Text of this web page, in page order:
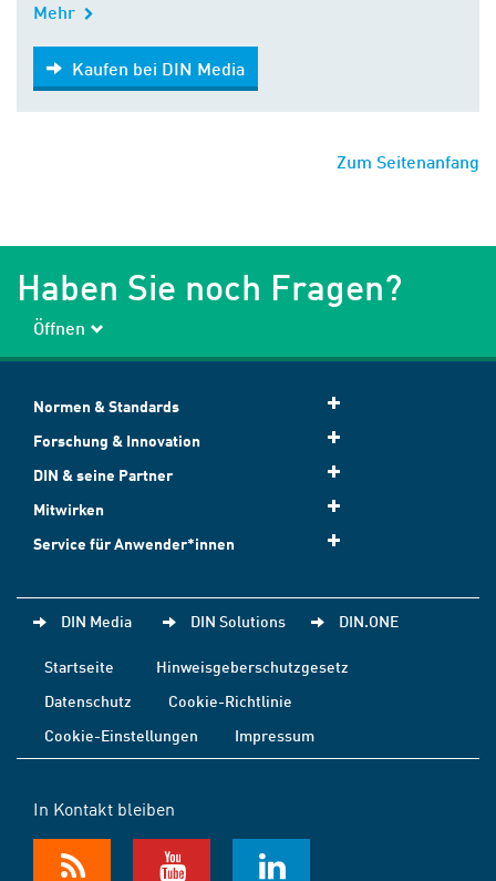
Mehr
Kaufen bei DIN Media
Kaufen bei DIN Media
Zum Seitenanfang
Haben Sie noch Fragen?
Öffnen
Normen & Standards
Forschung & Innovation
DIN & seine Partner
Mitwirken
Service für Anwender*innen
DIN Media DIN Solutions DIN.ONE
Startseite
Hinweisgeberschutzgesetz
Datenschutz
Cookie-Richtlinie
Cookie-Einstellungen
Impressum
In Kontakt bleiben